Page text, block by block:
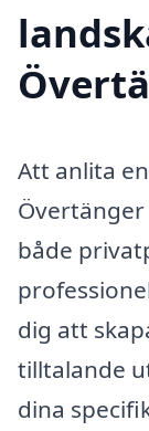
Att anlita
både
dig att
tilltalande
dina